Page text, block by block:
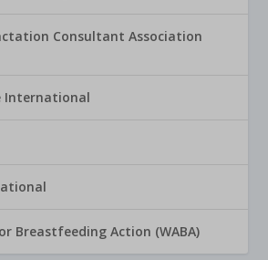
Consultant Association
International
Breastfeeding Action (WABA)